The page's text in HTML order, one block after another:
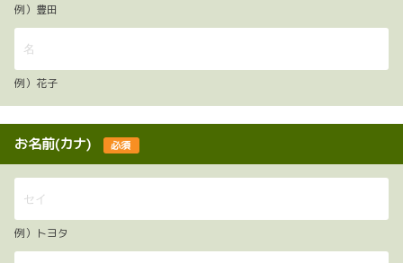
例）豊田
例）花子
お名前(カナ) 必須
例）トヨタ